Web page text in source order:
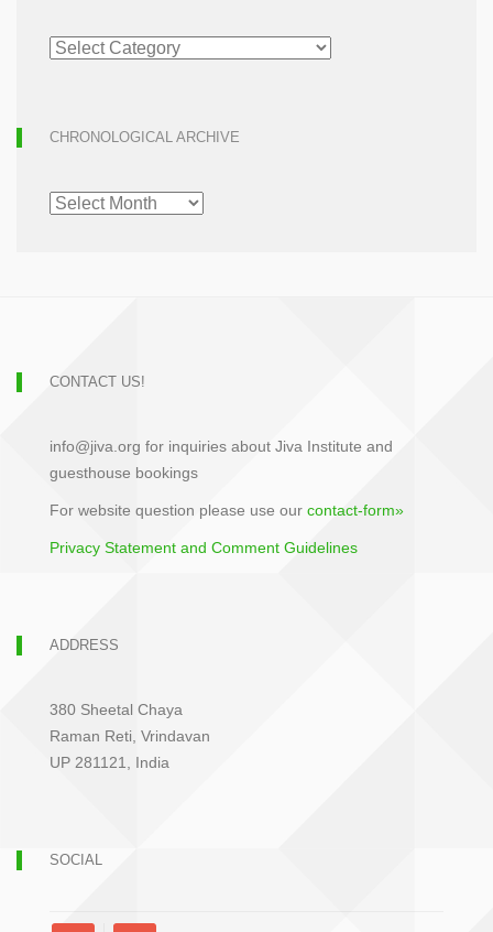
ARTICLE
ARCHIVE
CHRONOLOGICAL ARCHIVE
CHRONOLOGICAL
ARCHIVE
CONTACT US!
info@jiva.org for inquiries about Jiva Institute and
guesthouse bookings
For website question please use our contact-form»
Privacy Statement and Comment Guidelines
ADDRESS
380 Sheetal Chaya
Raman Reti, Vrindavan
UP 281121, India
SOCIAL